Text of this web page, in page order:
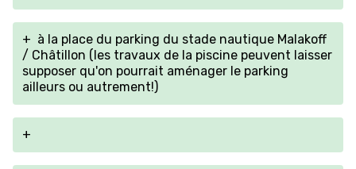
+ à la place du parking du stade nautique Malakoff
/ Châtillon (les travaux de la piscine peuvent laisser
supposer qu'on pourrait aménager le parking
ailleurs ou autrement!)
+